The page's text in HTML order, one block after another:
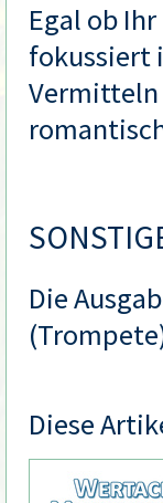
Egal ob
fokussiert
Vermitteln
Die
Diese